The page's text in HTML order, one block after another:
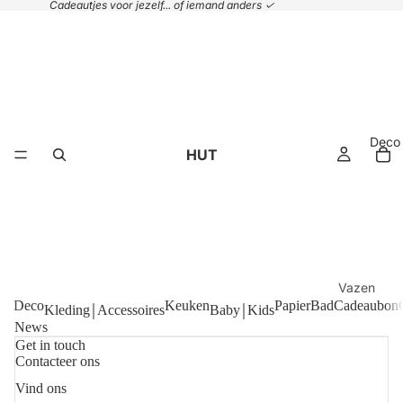
Cadeautjes voor jezelf... of iemand anders ✓
HUT
Deco
Vazen
Plaids &
kussens
DecoKleding￨AccessoiresKeukenBaby￨KidsPapierBadCadeaubon
News
Get in touch
Contacteer ons
Vind ons